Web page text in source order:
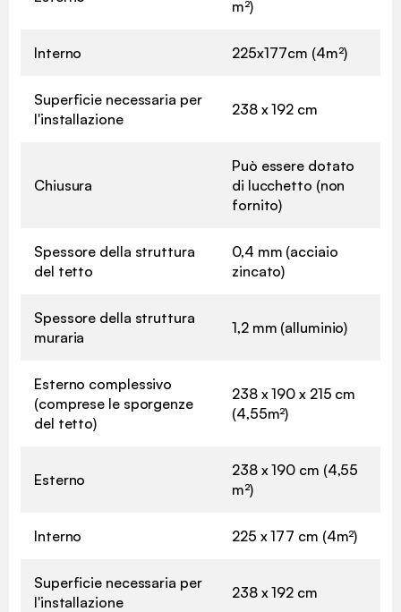
m²)
Interno 225x177cm (4m²)
Superficie necessaria per
l'installazione
238 x 192 cm
Chiusura
Può essere dotato
di lucchetto (non
fornito)
Spessore della struttura
del tetto
0,4 mm (acciaio
zincato)
Spessore della struttura
muraria
1,2 mm (alluminio)
Esterno complessivo
(comprese le sporgenze
del tetto)
238 x 190 x 215 cm
(4,55m²)
Esterno
238 x 190 cm (4,55
m²)
Interno 225 x 177 cm (4m²)
Superficie necessaria per
l'installazione
238 x 192 cm